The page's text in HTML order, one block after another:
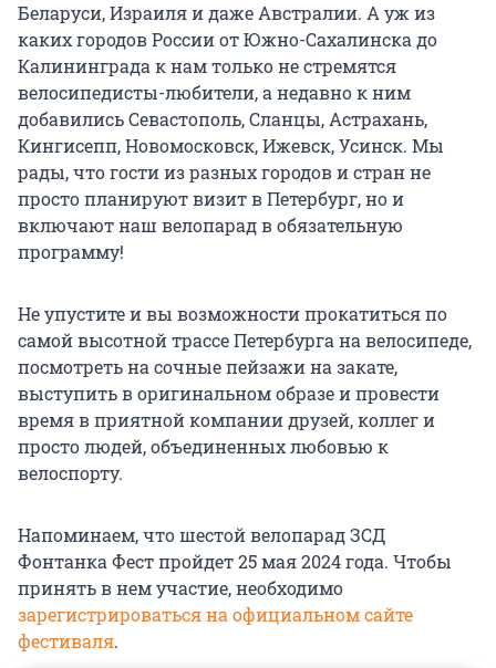
Беларуси, Израиля и даже Австралии. А уж из
каких городов России от Южно-Сахалинска до
Калининграда к нам только не стремятся
велосипедисты-любители, а недавно к ним
добавились Севастополь, Сланцы, Астрахань,
Кингисепп, Новомосковск, Ижевск, Усинск. Мы
рады, что гости из разных городов и стран не
просто планируют визит в Петербург, но и
включают наш велопарад в обязательную
программу!
Не упустите и вы возможности прокатиться по
самой высотной трассе Петербурга на велосипеде,
посмотреть на сочные пейзажи на закате,
выступить в оригинальном образе и провести
время в приятной компании друзей, коллег и
просто людей, объединенных любовью к
велоспорту.
Напоминаем, что шестой велопарад ЗСД
Фонтанка Фест пройдет 25 мая 2024 года. Чтобы
принять в нем участие, необходимо
зарегистрироваться на официальном сайте
фестиваля.